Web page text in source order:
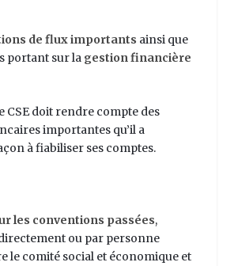
de flux importants ainsi que
portant sur la gestion financière
CSE doit rendre compte des
importantes qu’il a
à fiabiliser ses comptes.
les conventions passées,
ou par personne
le comité social et économique et